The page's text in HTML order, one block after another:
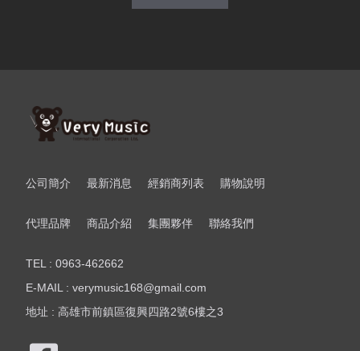
公司簡介 最新消息 經銷商列表 購物說明
代理品牌 商品介紹 集團夥伴 聯絡我們
TEL : 0963-462662
E-MAIL : verymusic168@gmail.com
地址 : 高雄市前鎮區復興四路2號6樓之3